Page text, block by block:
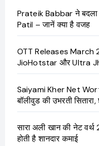
Prateik Babbar ने
Patil – जानें क्या है वजह
OTT Releases March
JioHotstar और Ultra
Saiyami Kher Net
बॉलीवुड की उभरती
सारा अली खान की नेट
होती है शानदार कमाई